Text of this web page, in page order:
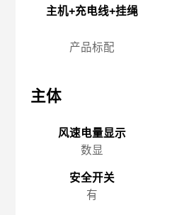
主机+充电线+挂绳
产品标配
主体
风速电量显示
数显
安全开关
有